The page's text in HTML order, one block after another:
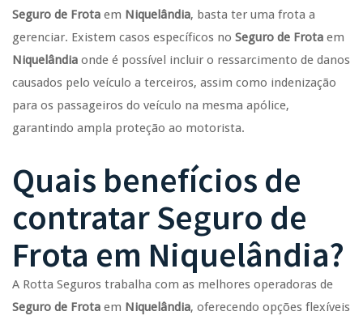
Seguro de Frota em Niquelândia, basta ter uma frota a
gerenciar. Existem casos específicos no Seguro de Frota em
Niquelândia onde é possível incluir o ressarcimento de danos
causados pelo veículo a terceiros, assim como indenização
para os passageiros do veículo na mesma apólice,
garantindo ampla proteção ao motorista.
Quais benefícios de
contratarSeguro de
Frota em Niquelândia?
A Rotta Seguros trabalha com as melhores operadoras de
Seguro de Frota em Niquelândia, oferecendo opções flexíveis